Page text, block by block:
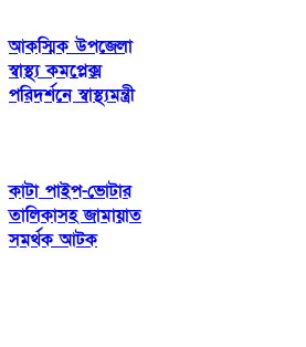
আকস্মিক উপজেলা
স্বাস্থ্য কমপ্লেক্স
পরিদর্শনে স্বাস্থ্যমন্ত্রী
কাটা পাইপ-ভোটার
তালিকাসহ জামায়াত
সমর্থক আটক